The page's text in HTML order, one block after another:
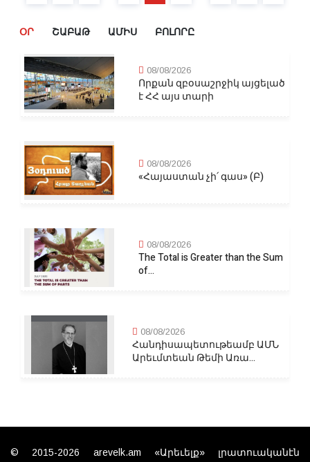
ՕՐ ՇԱԲԱԹ ԱՄԻՍ ԲՈԼՈՐԸ
08/08/2026
Որքան զբօսաշրջիկ այցելած
է ՀՀ այս տարի
08/08/2026
«Հայաստան չի՛ գաս» (Բ)
08/08/2026
The Total is Greater than the Sum
of...
08/08/2026
Հանդիսապետութեամբ ԱՄՆ
Արեւմտեան Թեմի Առա...
© 2015-2026 arevelk.am «Արեւելք» լրատուականէն